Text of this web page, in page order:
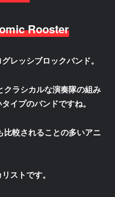
Rooster
レッシブロックバンド。
クラシカルな演奏隊の組み
イプのバンドですね。
比較されることの多いアニ
ストです。